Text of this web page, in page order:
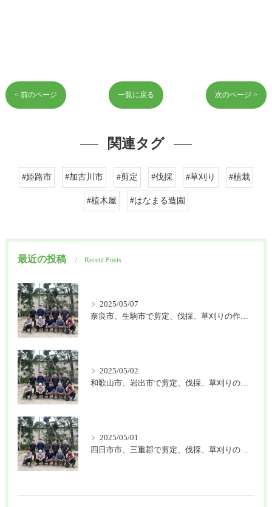
< 前のページ 一覧に戻る 次のページ >
関連タグ
#姫路市 #加古川市 #剪定 #伐採 #草刈り #植栽
#植木屋 #はなまる造園
最近の投稿 Recent Posts
2025/05/07
奈良市、生駒市で剪定、伐採、草刈りの作業を頼むなら はなまる造園
2025/05/02
和歌山市、岩出市で剪定、伐採、草刈りの作業を頼むなら はなまる造園
2025/05/01
四日市市、三重郡で剪定、伐採、草刈りの作業を頼むなら はなまる造園